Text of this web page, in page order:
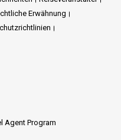
Erwähnung
Agent Program